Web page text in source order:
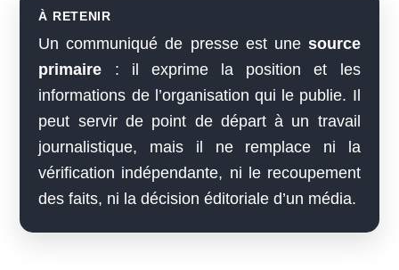
À RETENIR
Un communiqué de presse est une source
primaire : il exprime la position et les
informations de l’organisation qui le publie. Il
peut servir de point de départ à un travail
journalistique, mais il ne remplace ni la
vérification indépendante, ni le recoupement
des faits, ni la décision éditoriale d’un média.